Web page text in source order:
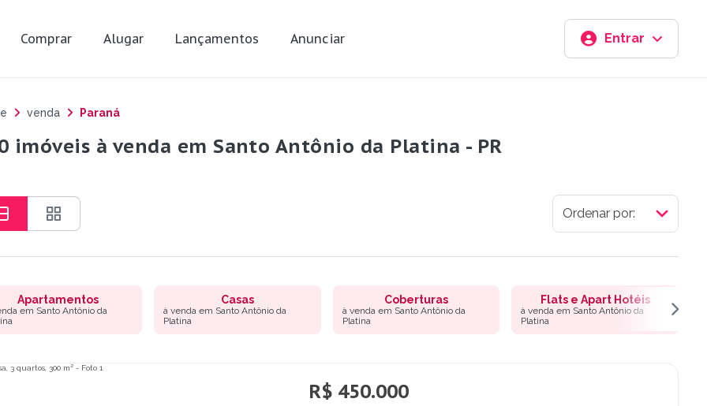
Comprar Alugar Lançamentos Anunciar Entrar
venda Paraná
imóveis à venda em Santo Antônio da Platina - PR
Apartamentos
em Santo Antônio da
Casas
à venda em Santo Antônio da
Platina
Coberturas
à venda em Santo Antônio da
Platina
Flats e Apart Hotéis
à venda em Santo Antônio da
Platina
R$ 450.000